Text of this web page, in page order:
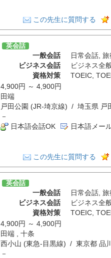
この先生に質問する
英会話
一般会話 日常会話, 旅
ビジネス会話
ビジネス全
資格対策
TOEIC,
4,900円 ～ 4,900円
田端
戸田公園 (JR-埼京線) / 埼玉県 戸
－
日本語会話OK 日本語メー
この先生に質問する
英会話
一般会話 日常会話, 旅
ビジネス会話
ビジネス全
資格対策
TOEIC,
4,900円 ～ 4,900円
田端 , 十条
西小山 (東急-目黒線) / 東京都 品
－